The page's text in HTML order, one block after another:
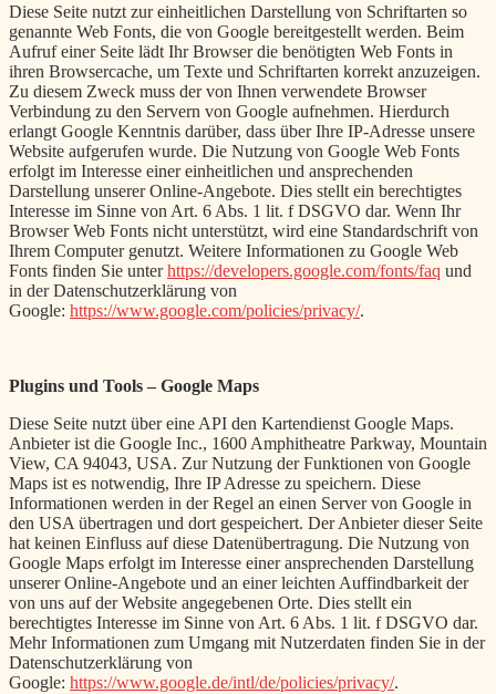
Diese Seite nutzt zur einheitlichen Darstellung von Schriftarten so
genannte Web Fonts, die von Google bereitgestellt werden. Beim
Aufruf einer Seite lädt Ihr Browser die benötigten Web Fonts in
ihren Browsercache, um Texte und Schriftarten korrekt anzuzeigen.
Zu diesem Zweck muss der von Ihnen verwendete Browser
Verbindung zu den Servern von Google aufnehmen. Hierdurch
erlangt Google Kenntnis darüber, dass über Ihre IP-Adresse unsere
Website aufgerufen wurde. Die Nutzung von Google Web Fonts
erfolgt im Interesse einer einheitlichen und ansprechenden
Darstellung unserer Online-Angebote. Dies stellt ein berechtigtes
Interesse im Sinne von Art. 6 Abs. 1 lit. f DSGVO dar. Wenn Ihr
Browser Web Fonts nicht unterstützt, wird eine Standardschrift von
Ihrem Computer genutzt. Weitere Informationen zu Google Web
Fonts finden Sie unterhttps://developers.google.com/fonts/faq und
in der Datenschutzerklärung von
Google: https://www.google.com/policies/privacy/.
Plugins und Tools – Google Maps
Diese Seite nutzt über eine API den Kartendienst Google Maps.
Anbieter ist die Google Inc., 1600 Amphitheatre Parkway, Mountain
View, CA 94043, USA. Zur Nutzung der Funktionen von Google
Maps ist es notwendig, Ihre IP Adresse zu speichern. Diese
Informationen werden in der Regel an einen Server von Google in
den USA übertragen und dort gespeichert. Der Anbieter dieser Seite
hat keinen Einfluss auf diese Datenübertragung. Die Nutzung von
Google Maps erfolgt im Interesse einer ansprechenden Darstellung
unserer Online-Angebote und an einer leichten Auffindbarkeit der
von uns auf der Website angegebenen Orte. Dies stellt ein
berechtigtes Interesse im Sinne von Art. 6 Abs. 1 lit. f DSGVO dar.
Mehr Informationen zum Umgang mit Nutzerdaten finden Sie in der
Datenschutzerklärung von
Google: https://www.google.de/intl/de/policies/privacy/.